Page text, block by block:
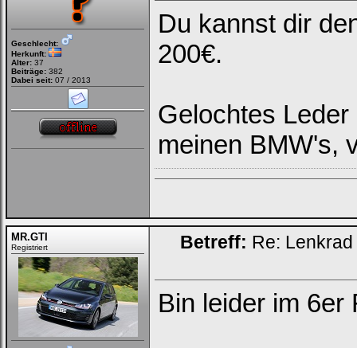
Geschlecht:
Herkunft:
Alter: 37
Beiträge: 382
Dabei seit: 07 / 2013
Du kannst dir
200€.
Gelochtes
meinen BMW's,
MR.GTI
Registriert Betreff: Re:
Bin leider im